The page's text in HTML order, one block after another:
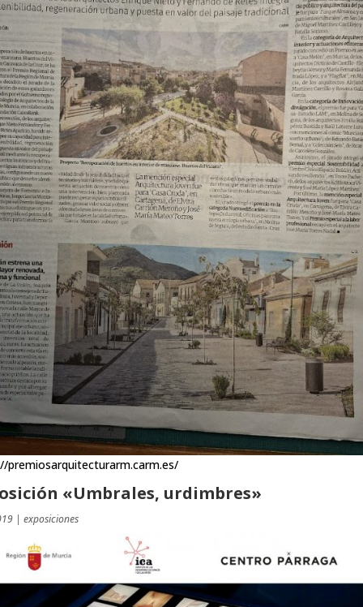
premiosarquitecturarm.carm.es/
«Umbrales, urdimbres»
| exposiciones